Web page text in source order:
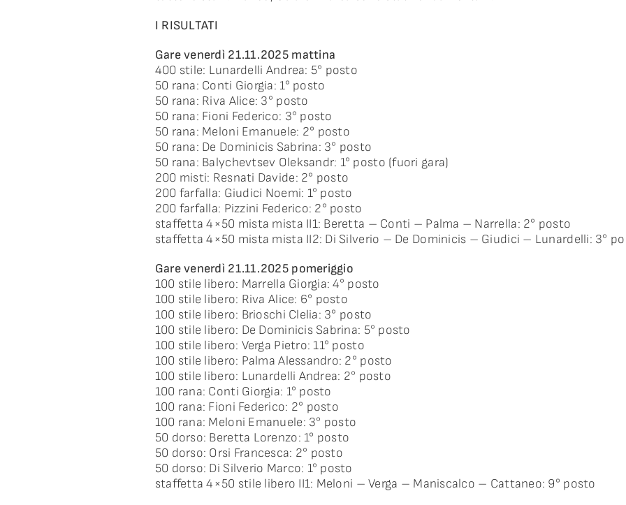
I RISULTATI
Gare venerdì 21.11.2025 mattina
400 stile: Lunardelli Andrea: 5° posto
50 rana: Conti Giorgia: 1° posto
50 rana: Riva Alice: 3° posto
50 rana: Fioni Federico: 3° posto
50 rana: Meloni Emanuele: 2° posto
50 rana: De Dominicis Sabrina: 3° posto
50 rana: Balychevtsev Oleksandr: 1° posto (fuori gara)
200 misti: Resnati Davide: 2° posto
200 farfalla: Giudici Noemi: 1° posto
200 farfalla: Pizzini Federico: 2° posto
staffetta 4×50 mista mista II1: Beretta – Conti – Palma – Narrella: 2° posto
staffetta 4×50 mista mista II2: Di Silverio – De Dominicis – Giudici – Lunardelli: 3°
Gare venerdì 21.11.2025 pomeriggio
100 stile libero: Marrella Giorgia: 4° posto
100 stile libero: Riva Alice: 6° posto
100 stile libero: Brioschi Clelia: 3° posto
100 stile libero: De Dominicis Sabrina: 5° posto
100 stile libero: Verga Pietro: 11° posto
100 stile libero: Palma Alessandro: 2° posto
100 stile libero: Lunardelli Andrea: 2° posto
100 rana: Conti Giorgia: 1° posto
100 rana: Fioni Federico: 2° posto
100 rana: Meloni Emanuele: 3° posto
50 dorso: Beretta Lorenzo: 1° posto
50 dorso: Orsi Francesca: 2° posto
50 dorso: Di Silverio Marco: 1° posto
staffetta 4×50 stile libero II1: Meloni – Verga – Maniscalco – Cattaneo: 9° posto